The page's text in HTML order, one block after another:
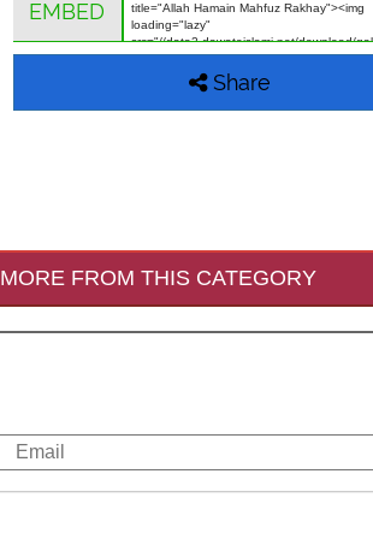
EMBED
Share
MORE FROM THIS CATEGORY